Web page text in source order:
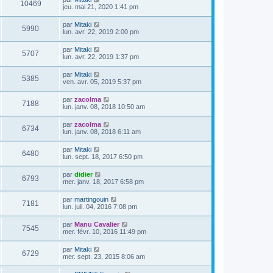
e
s
s
a
g
e
i
e
r
m
e
s
s
a
g
e
10469V
u
e
i
e
r
m
e
s
s
a
g
e
jeu. mai 21, 2020 1:41 pm
5990V
u
D
e
i
e
r
m
e
s
s
a
g
e
par Mitaki
lun. avr. 22, 2019 2:00 pm
5707
u
D
e
i
e
r
m
e
s
s
a
g
e
par Mitaki
lun. avr. 22, 2019 1:37 pm
5385
u
D
e
i
e
r
m
e
s
s
a
g
e
par Mitaki
ven. avr. 05, 2019 5:37 pm
7188
u
D
e
i
e
r
m
e
s
s
a
g
e
par zacolma
lun. janv. 08, 2018 10:50 am
6734V
u
D
e
i
e
r
m
e
s
s
a
g
e
par zacolma
lun. janv. 08, 2018 6:11 am
6480V
u
D
e
i
e
r
m
e
s
s
a
g
e
par Mitaki
lun. sept. 18, 2017 6:50 pm
6793
u
D
e
i
e
r
m
e
s
s
a
g
e
par didier
mer. janv. 18, 2017 6:58 pm
7181
u
D
e
i
e
r
m
e
s
par martingouin
lun. juil. 04, 2016 7:08 pm
7545
u
D
e
i
e
r
par Manu Cavalier
mer. févr. 10, 2016 11:49 pm
6729
u
D
e
par Mitaki
mer. sept. 23, 2015 8:06 am